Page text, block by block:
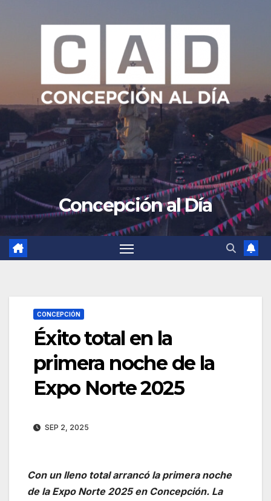
Concepción al Día
CONCEPCIÓN
Éxito total en la
primera noche de la
Expo Norte 2025
SEP 2, 2025
Con un lleno total arrancó la primera noche
de la Expo Norte 2025 en Concepción. La